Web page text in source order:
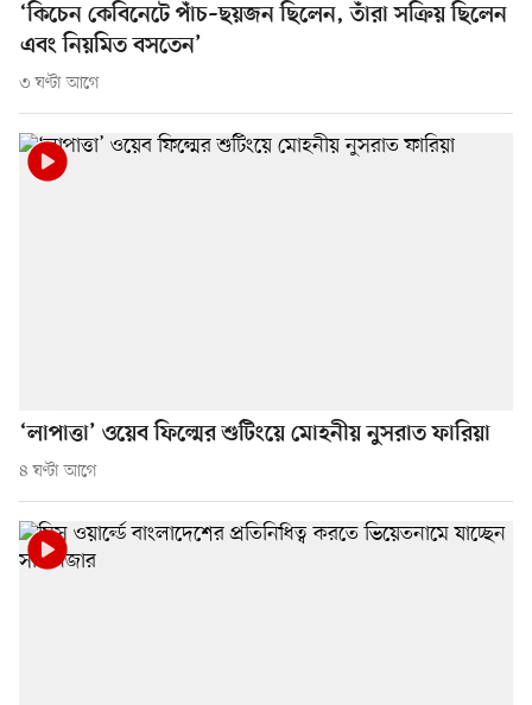
‘কিচেন কেবিনেটে পাঁচ–ছয়জন ছিলেন, তাঁরা সক্রিয় ছিলেন
এবং নিয়মিত বসতেন’
৩ ঘণ্টা আগে
‘লাপাত্তা’ ওয়েব ফিল্মের শুটিংয়ে মোহনীয় নুসরাত ফারিয়া
৪ ঘণ্টা আগে